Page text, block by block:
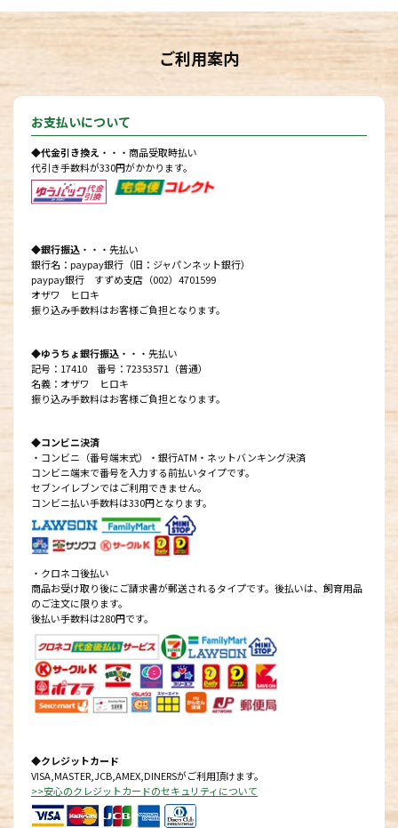
ご利用案内
お支払いについて
◆代金引き換え ・・・商品受取時払い
代引き手数料が330円がかかります。
◆銀行振込 ・・・先払い
銀行名：paypay銀行（旧：ジャパンネット銀行）
paypay銀行 すずめ支店（002）4701599
オザワ ヒロキ
振り込み手数料はお客様ご負担となります。
◆ゆうちょ銀行振込 ・・・先払い
記号：17410 番号：72353571（普通）
名義：オザワ ヒロキ
振り込み手数料はお客様ご負担となります。
◆コンビニ決済
・コンビニ（番号端末式）・銀行ATM・ネットバンキング決済
コンビニ端末で番号を入力する前払いタイプです。
セブンイレブンではご利用できません。
コンビニ払い手数料は330円となります。
・クロネコ後払い
商品お受け取り後にご請求書が郵送されるタイプです。後払いは、飼育用品
のご注文に限ります。
後払い手数料は280円です。
◆クレジットカード
VISA,MASTER,JCB,AMEX,DINERSがご利用頂けます。
>>安心のクレジットカードのセキュリティについて